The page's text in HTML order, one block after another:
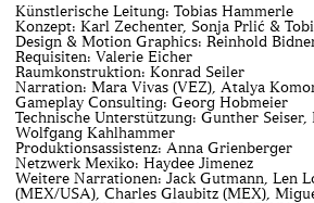
Künstlerische Leitung: Tobias Hammerle
Konzept: Karl Zechenter, Sonja Prlić &
Design & Motion Graphics: Reinhold
Requisiten: Valerie Eicher
Raumkonstruktion: Konrad Seiler
Narration: Mara Vivas (VEZ), Atalya
Gameplay Consulting: Georg Hobmeier
Technische Unterstützung: Gunther Seiser,
Wolfgang Kahlhammer
Produktionsassistenz: Anna Grienberger
Netzwerk Mexiko: Haydee Jimenez
Weitere Narrationen: Jack Gutmann, Len
(MEX/USA), Charles Glaubitz (MEX),